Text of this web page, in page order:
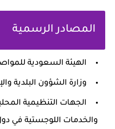
المصادر الرسمية
الهيئة السعودية
وزارة الشؤون البلدية
الجهات التنظيمية
والخدمات اللوجستية في